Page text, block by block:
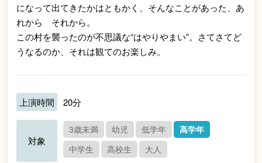
になって出てきたかはともかく、そんなことがあった、あ
れから それから。
この村を襲ったのが不思議な“はやりやまい”。さてさてど
うなるのか、それは観てのお楽しみ。
上演時間 20分
対象
3歳未満 幼児 低学年
高学年
中学生
高校生 大人